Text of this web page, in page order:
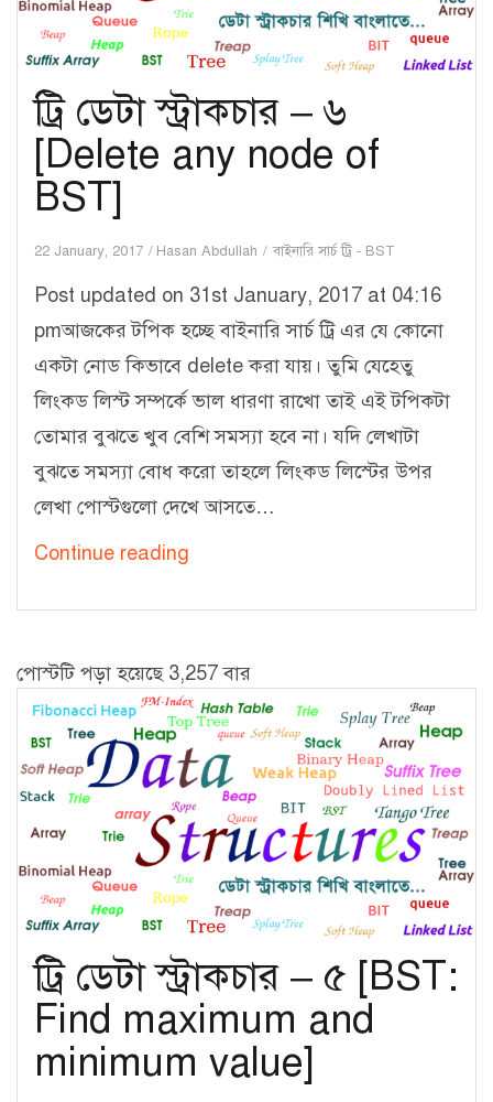
Not?]
ট্রি ডেটা স্ট্রাকচার – ৬
[Delete any node of
BST]
22 January, 2017 Hasan Abdullah বাইনারি সার্চ ট্রি - BST
Post updated on 31st January, 2017 at 04:16
pmআজকের টপিক হচ্ছে বাইনারি সার্চ ট্রি এর যে কোনো
একটা নোড কিভাবে delete করা যায়। তুমি যেহেতু
লিংকড লিস্ট সম্পর্কে ভাল ধারণা রাখো তাই এই টপিকটা
তোমার বুঝতে খুব বেশি সমস্যা হবে না। যদি লেখাটা
বুঝতে সমস্যা বোধ করো তাহলে লিংকড লিস্টের উপর
লেখা পোস্টগুলো দেখে আসতে…
Continue reading
৬
[Delete
any
node
of
BST]
পোস্টটি পড়া হয়েছে 3,257 বার
ট্রি ডেটা স্ট্রাকচার – ৫ [BST:
Find maximum and
minimum value]